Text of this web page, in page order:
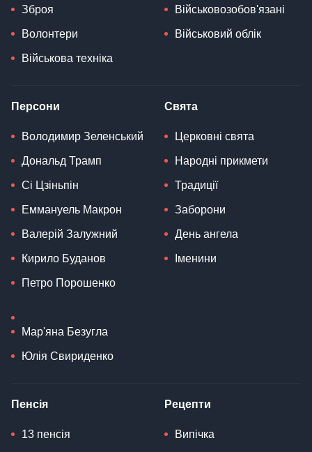
Зброя
Волонтери
Військова техніка
Військовозобов'язані
Військовий облік
Персони
Володимир Зеленський
Дональд Трамп
Сі Цзіньпін
Еммануель Макрон
Валерій Залужний
Кирило Буданов
Петро Порошенко
Мар'яна Безугла
Юлія Свириденко
Свята
Церковні свята
Народні прикмети
Традиції
Заборони
День ангела
Іменини
Пенсія
13 пенсія
Рецепти
Випічка